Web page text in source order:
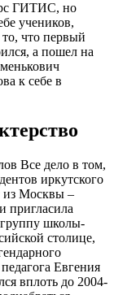
ГИТИС, но
учеников,
что первый
а пошел на
к себе в
Все дело в том,
иркутского
из Москвы –
пригласила
школы-
столице,
Евгения
вплоть до 2004-